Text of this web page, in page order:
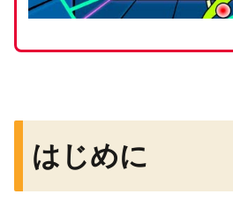
はじめに